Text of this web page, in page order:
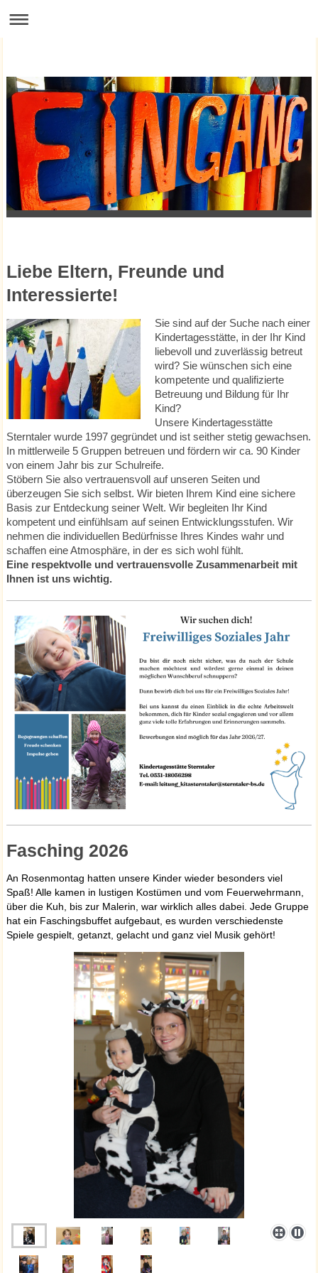
Liebe Eltern, Freunde und
Interessierte!
Sie sind auf der Suche nach einer
Kindertagesstätte, in der Ihr Kind
liebevoll und zuverlässig betreut
wird? Sie wünschen sich eine
kompetente und qualifizierte
Betreuung und Bildung für Ihr
Kind?
Unsere Kindertagesstätte
Sterntaler wurde 1997 gegründet und ist seither stetig gewachsen.
In mittlerweile 5 Gruppen betreuen und fördern wir ca. 90 Kinder
von einem Jahr bis zur Schulreife.
Stöbern Sie also vertrauensvoll auf unseren Seiten und
überzeugen Sie sich selbst. Wir bieten Ihrem Kind eine sichere
Basis zur Entdeckung seiner Welt. Wir begleiten Ihr Kind
kompetent und einfühlsam auf seinen Entwicklungsstufen. Wir
nehmen die individuellen Bedürfnisse Ihres Kindes wahr und
schaffen eine Atmosphäre, in der es sich wohl fühlt.
Eine respektvolle und vertrauensvolle Zusammenarbeit mit
Ihnen ist uns wichtig.
Fasching 2026
An Rosenmontag hatten unsere Kinder wieder besonders viel
Spaß! Alle kamen in lustigen Kostümen und vom Feuerwehrmann,
über die Kuh, bis zur Malerin, war wirklich alles dabei. Jede Gruppe
hat ein Faschingsbuffet aufgebaut, es wurden verschiedenste
Spiele gespielt, getanzt, gelacht und ganz viel Musik gehört!